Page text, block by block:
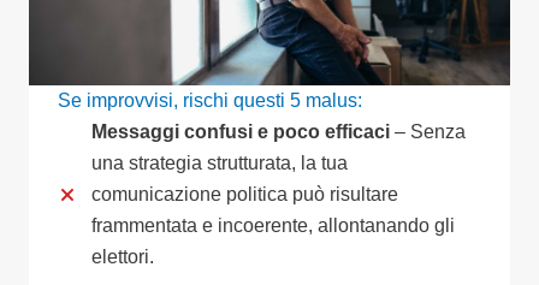
Se improvvisi, rischi questi 5 malus:
Messaggi confusi e poco efficaci – Senza
una strategia strutturata, la tua
comunicazione politica può risultare
frammentata e incoerente, allontanando gli
elettori.